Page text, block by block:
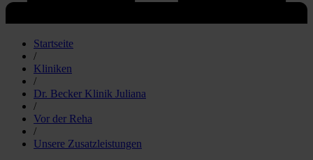
Startseite
/
Kliniken
/
Dr. Becker Klinik Juliana
/
Vor der Reha
/
Unsere Zusatzleistungen